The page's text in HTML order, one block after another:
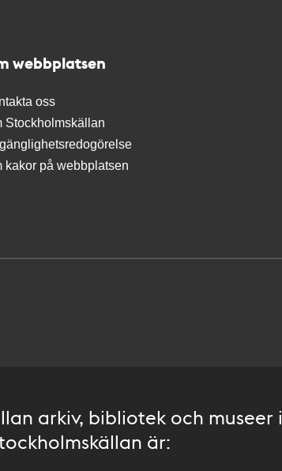
webbplatsen
oss
Stockholmskällan
kakor på webbplatsen
arkiv, bibliotek och museer i
är: